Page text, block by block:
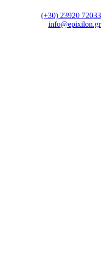
(+30) 23920 72033
info@epixilon.gr